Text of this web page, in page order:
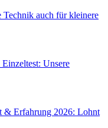
auch für kleinere
Unsere
& Erfahrung 2026: Lohnt